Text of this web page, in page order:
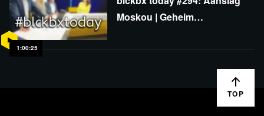
1:00:25
Moskou | Geheim
TOP